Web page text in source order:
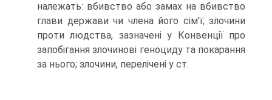
належать: вбивство або замах на вбивство
глави держави чи члена його сім'ї; злочини
проти людства, зазначені у Конвенції про
запобігання злочинові геноциду та покарання
за нього; злочини, перелічені у ст.